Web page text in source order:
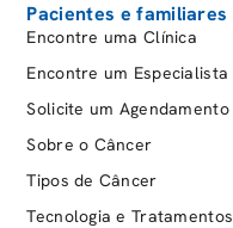
Pacientes e familiares
Encontre uma Clínica
Encontre um Especialista
Solicite um Agendamento
Sobre o Câncer
Tipos de Câncer
Tecnologia e Tratamentos